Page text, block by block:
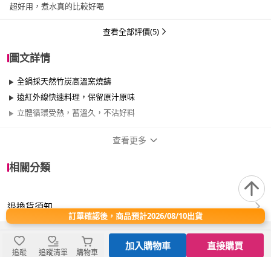
超好用，煮水真的比較好喝
查看全部評價(5)
圖文詳情
全鍋採天然竹炭高溫窯燒鑄
遠紅外線快速料理，保留原汁原味
立體循環受熱，蓄溫久，不沾好料
尺寸 30cm~34cm
材質 木/竹
查看更多
相關分類
退換貨須知
訂單確認後，商品預計2026/08/10出貨
追蹤 追蹤清單 購物車
加入購物車 直接購買